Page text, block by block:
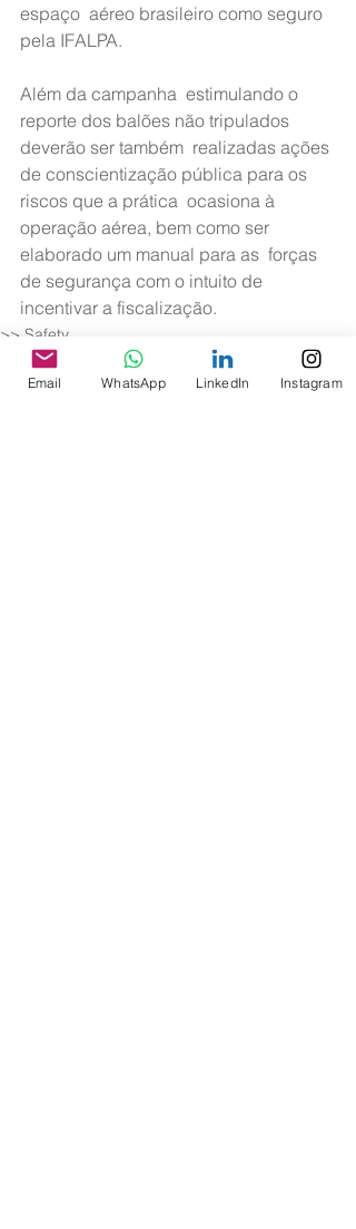
espaço  aéreo brasileiro como seguro
pela IFALPA.
Além da campanha  estimulando o
reporte dos balões não tripulados
deverão ser também  realizadas ações
de conscientização pública para os
riscos que a prática  ocasiona à
operação aérea, bem como ser
elaborado um manual para as  forças
de segurança com o intuito de
incentivar a fiscalização.
>> Safety
Email WhatsApp LinkedIn Instagram